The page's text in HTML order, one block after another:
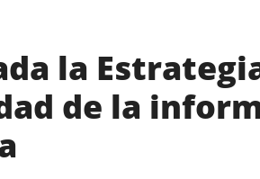
AGENCIA
sobre la agencia
contacto
la
de la